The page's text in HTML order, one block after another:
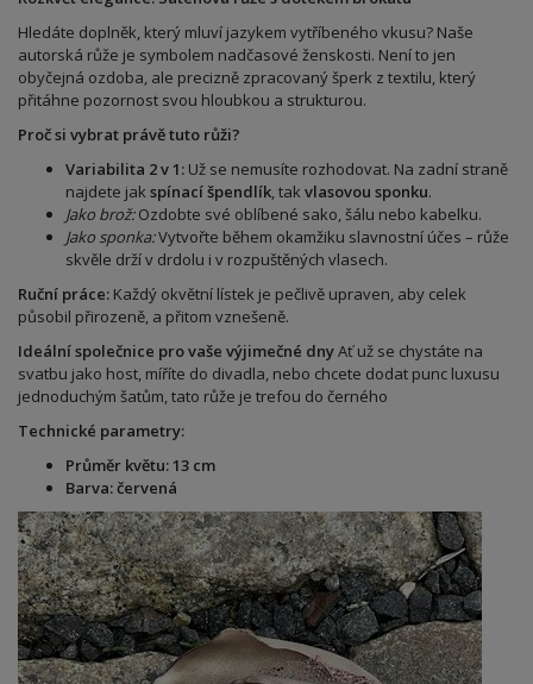
Hledáte doplněk, který mluví jazykem vytříbeného vkusu? Naše
autorská růže je symbolem nadčasové ženskosti. Není to jen
obyčejná ozdoba, ale precizně zpracovaný šperk z textilu, který
přitáhne pozornost svou hloubkou a strukturou.
Proč si vybrat právě tuto růži?
Variabilita 2 v 1: Už se nemusíte rozhodovat. Na zadní straně
najdete jak spínací špendlík, tak vlasovou sponku.
Jako brož: Ozdobte své oblíbené sako, šálu nebo kabelku.
Jako sponka:Vytvořte během okamžiku slavnostní účes – růže
skvěle drží v drdolu i v rozpuštěných vlasech.
Ruční práce: Každý okvětní lístek je pečlivě upraven, aby celek
působil přirozeně, a přitom vznešeně.
Ideální společnice pro vaše výjimečné dnyAť už se chystáte na
svatbu jako host, míříte do divadla, nebo chcete dodat punc luxusu
jednoduchým šatům, tato růže je trefou do černého
Technické parametry:
Průměr květu: 13 cm
Barva: červená